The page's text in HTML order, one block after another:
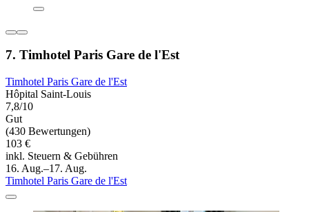
7. Timhotel Paris Gare de l'Est
Timhotel Paris Gare de l'Est
Hôpital Saint-Louis
7,8/10
Gut
(430 Bewertungen)
103 €
inkl. Steuern & Gebühren
16. Aug.–17. Aug.
Timhotel Paris Gare de l'Est